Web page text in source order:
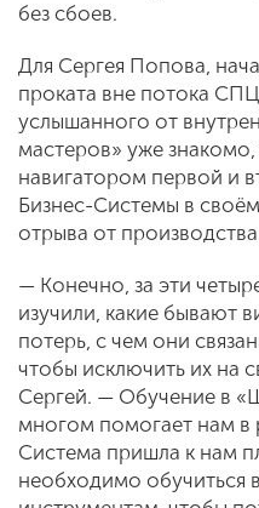
без сбоев.
Для Сергея Попова,
проката вне потока
услышанного от
мастеров» уже знакомо,
навигатором первой и
Бизнес-Системы в
отрыва от
— Конечно, за эти
изучили, какие бывают
потерь, с чем они
чтобы исключить их на
Сергей. — Обучение в
многом помогает нам в
Система пришла к нам
необходимо обучиться